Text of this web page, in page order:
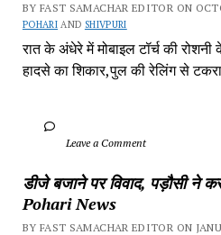
BY FAST SAMACHAR EDITOR ON
POHARI AND SHIVPURI
रात के अंधेरे में मोबाइल टॉर्च की
हादसे का शिकार,पुल की रेलिंग से
		Leave a Comment
डीजे बजाने पर विवाद, पड़ौसी ने
Pohari News
BY FAST SAMACHAR EDITOR ON